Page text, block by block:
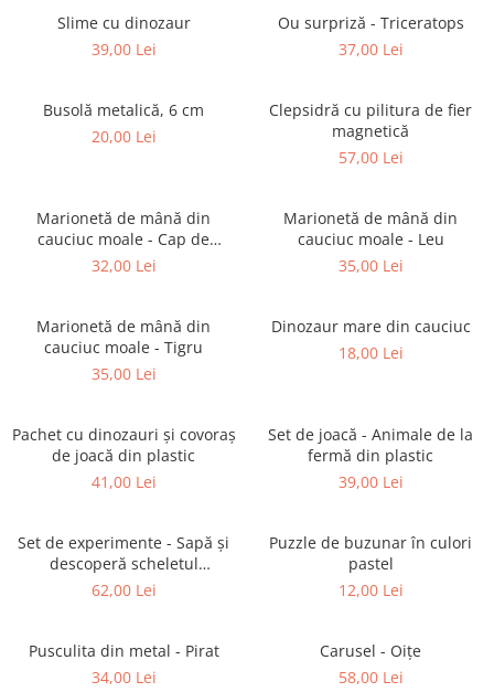
Puzzle-uri progresive
Instrumente si accesorii pentru
Stampile si tusiere
Lucru manual
Lipici si adezivi
Suport pentru decor
Sarma plusata
Seturi de creatie
pentru copii
Jocuri de societate pentru copii
Stimulare auditiva
Stimulare olfactiva si gustativa
Stimulare tactila
Seturi si jocuri magnetice
Slime cu dinozaur
39,00 Lei
Ou surpriză - Triceratops
37,00 Lei
Busolă metalică, 6 cm
20,00 Lei
Clepsidră cu pilitura de fier
magnetică
57,00 Lei
Marionetă de mână din
cauciuc moale - Cap de
unicorn
32,00 Lei
Marionetă de mână din
cauciuc moale - Leu
35,00 Lei
Marionetă de mână din
cauciuc moale - Tigru
35,00 Lei
Dinozaur mare din cauciuc
18,00 Lei
Pachet cu dinozauri și covoraș
de joacă din plastic
41,00 Lei
Set de joacă - Animale de la
fermă din plastic
39,00 Lei
Set de experimente - Sapă și
descoperă scheletul
dinozaurului
62,00 Lei
Puzzle de buzunar în culori
pastel
12,00 Lei
Pusculita din metal - Pirat
34,00 Lei
Carusel - Oițe
58,00 Lei